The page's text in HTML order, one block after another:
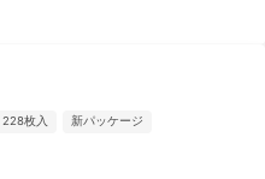
228枚入 新パッケージ